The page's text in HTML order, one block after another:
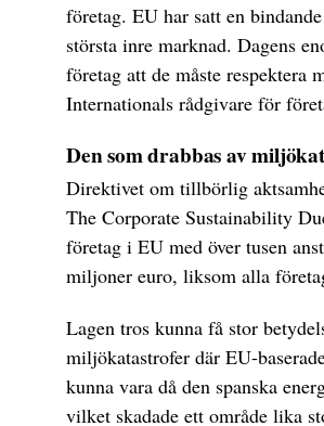
företag. EU har satt en
största inre marknad. Dagens
företag att de måste respektera
Internationals rådgivare för
Den som drabbas av
Direktivet om tillbörlig
The Corporate Sustainability
företag i EU med över tusen
miljoner euro, liksom alla
Lagen tros kunna få stor
miljökatastrofer där EU-
kunna vara då den spanska
vilket skadade ett område lika